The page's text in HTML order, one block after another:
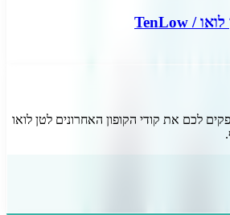
לואו/
TenLow
טן לואו